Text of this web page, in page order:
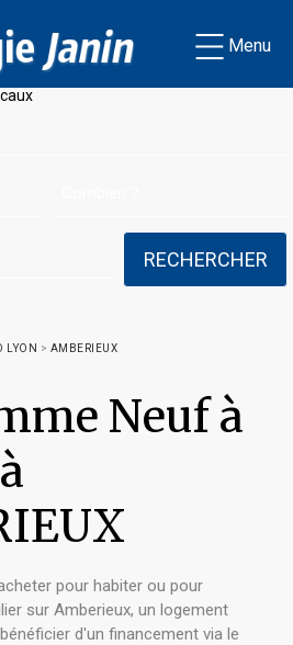
Menu
LYON > AMBERIEUX
Neuf à
pour habiter ou pour
sur Amberieux, un logement
d'un financement via le